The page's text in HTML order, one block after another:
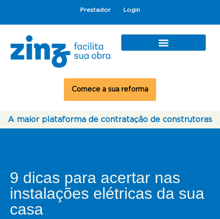
Prestador Login
Comece a sua reforma
A maior plataforma de contratação de construtoras
9 dicas para acertar nas
instalações elétricas da sua
casa